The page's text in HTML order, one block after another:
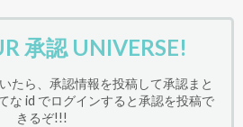
承認 UNIVERSE!
たら、承認情報を投稿して承認まと
な id でログインすると承認を投稿で
きるぞ!!!